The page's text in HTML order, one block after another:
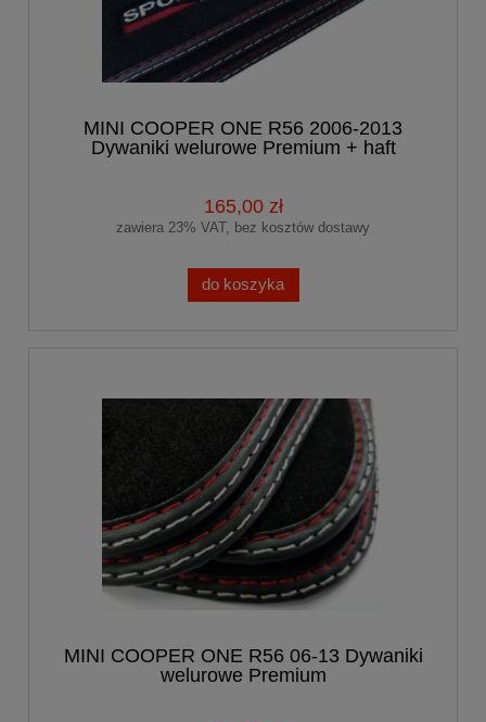
MINI COOPER ONE R56 2006-2013
Dywaniki welurowe Premium + haft
165,00 zł
zawiera 23% VAT, bez kosztów dostawy
do koszyka
MINI COOPER ONE R56 06-13 Dywaniki
welurowe Premium